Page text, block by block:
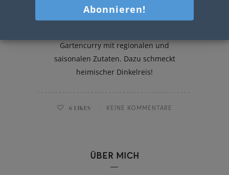
Gartencurry mit Dinkelreis
Gartencurry mit regionalen und
saisonalen Zutaten. Dazu schmeckt
heimischer Dinkelreis!
6 LIKES KEINE KOMMENTARE
ÜBER MICH